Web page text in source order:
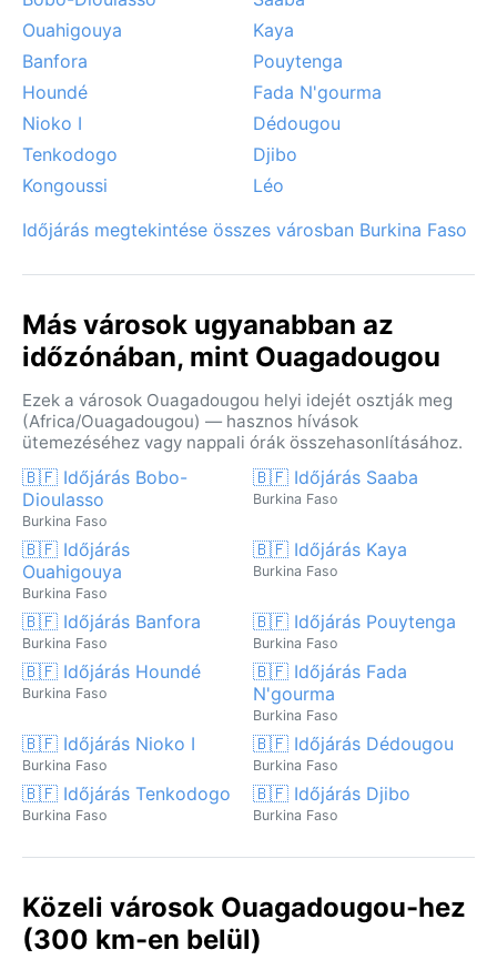
Ouahigouya
Kaya
Banfora
Pouytenga
Houndé
Fada N'gourma
Nioko I
Dédougou
Tenkodogo
Djibo
Kongoussi
Léo
Időjárás megtekintése összes városban Burkina Faso
Más városok ugyanabban az
időzónában, mint Ouagadougou
Ezek a városok Ouagadougou helyi idejét osztják meg
(Africa/Ouagadougou) — hasznos hívások
ütemezéséhez vagy nappali órák összehasonlításához.
🇧🇫 Időjárás Bobo-
Dioulasso
Burkina Faso
🇧🇫 Időjárás Saaba
Burkina Faso
🇧🇫 Időjárás
Ouahigouya
Burkina Faso
🇧🇫 Időjárás Kaya
Burkina Faso
🇧🇫 Időjárás Banfora
Burkina Faso
🇧🇫 Időjárás Pouytenga
Burkina Faso
🇧🇫 Időjárás Houndé
Burkina Faso
🇧🇫 Időjárás Fada
N'gourma
Burkina Faso
🇧🇫 Időjárás Nioko I
Burkina Faso
🇧🇫 Időjárás Dédougou
Burkina Faso
🇧🇫 Időjárás Tenkodogo
Burkina Faso
🇧🇫 Időjárás Djibo
Burkina Faso
Közeli városok Ouagadougou-hez
(300 km-en belül)